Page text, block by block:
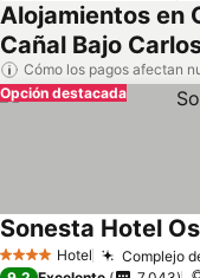
Alojamientos en
Cañal Bajo
Cómo los pagos afectan
Opción destacada
4 EstrellasHotel Complejo
Sonesta Hotel